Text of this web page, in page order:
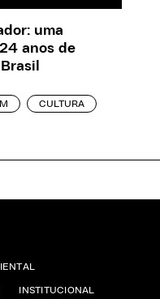
uma
anos de
CULTURA
INSTITUCIONAL